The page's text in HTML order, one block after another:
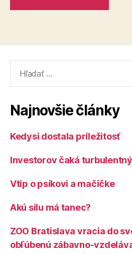
Najnovšie články
Kedysi dostala príležitosť
Investorov čaká
Vtip o psíkovi a mačičke
Akú silu má tanec?
ZOO Bratislava vracia do
obľúbenú zábavno-